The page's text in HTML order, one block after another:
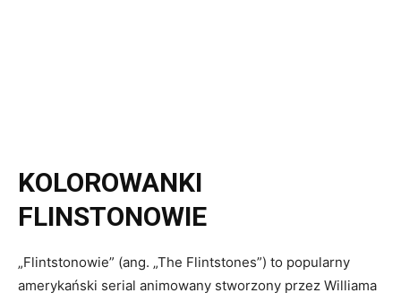
KOLOROWANKI
FLINSTONOWIE
„Flintstonowie” (ang. „The Flintstones”) to popularny
amerykański serial animowany stworzony przez Williama